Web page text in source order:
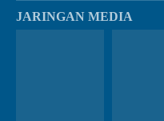
JARINGAN MEDIA